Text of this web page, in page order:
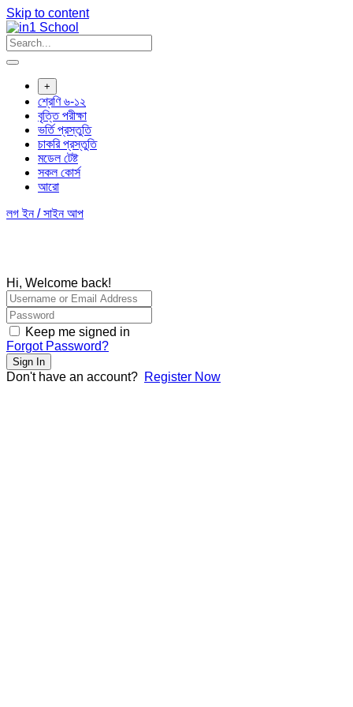
Skip to content
+
শ্রেণি ৬-১২
বৃত্তি পরীক্ষা
ভর্তি প্রস্তুতি
চাকরি প্রস্তুতি
মডেল টেষ্ট
সকল কোর্স
আরো
লগ ইন / সাইন আপ
Hi, Welcome back!
Keep me signed in
Forgot Password?
Sign In
Don't have an account? Register Now